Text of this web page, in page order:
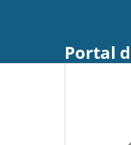
Portal